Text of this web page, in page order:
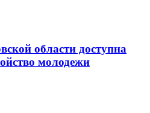
области доступна
молодежи